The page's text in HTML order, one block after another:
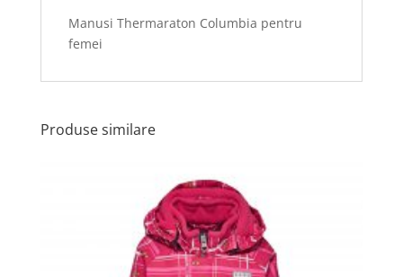
Manusi Thermaraton Columbia pentru
femei
Produse similare